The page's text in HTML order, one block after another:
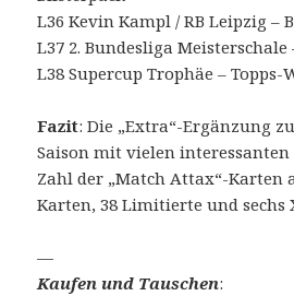
L36 Kevin Kampl / RB Leipzig –
L37 2. Bundesliga Meisterschale
L38 Supercup Trophäe – Topps-
Fazit: Die „Extra“-Ergänzung
Saison mit vielen
Zahl der „Match Attax“-Karten
Karten, 38 Limitierte und sechs
—
Kaufen und Tauschen: